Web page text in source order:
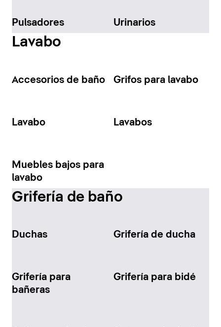
Pulsadores Urinarios
Lavabo
Accesorios de baño Grifos para lavabo
Lavabo Lavabos
Muebles bajos para
lavabo
Grifería de baño
Duchas Grifería de ducha
Grifería para
bañeras
Grifería para bidé